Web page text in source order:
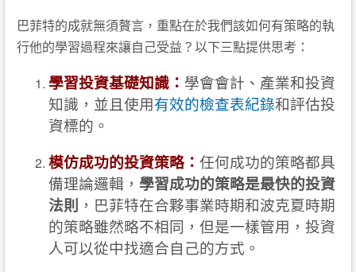
巴菲特的成就無須贅言，重點在於我們該如何有策略的執
行他的學習過程來讓自己受益？以下三點提供思考：
學習投資基礎知識： 學會會計、產業和投資
知識，並且使用有效的檢查表紀錄和評估投
資標的。
模仿成功的投資策略： 任何成功的策略都具
備理論邏輯， 學習成功的策略是最快的投資
法則 ，巴菲特在合夥事業時期和波克夏時期
的策略雖然略不相同，但是一樣管用，投資
人可以從中找適合自己的方式。